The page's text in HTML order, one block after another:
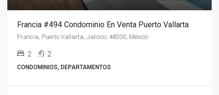
Francia #494 Condominio En Venta Puerto Vallarta
Francia, Puerto Vallarta, Jalisco, 48300, México
2 2
CONDOMINIOS, DEPARTAMENTOS